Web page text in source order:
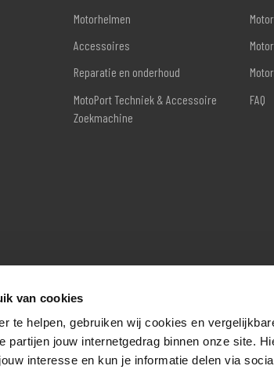
van cookies
te helpen, gebruiken wij cookies en
partijen jouw internetgedrag binnen onze site.
interesse en kun je informatie delen via
Motorhelmen
Accessoires
Reparatie en onderhoud
MotoPort Techniek & Accessoire
Zoekmachine
FAQ